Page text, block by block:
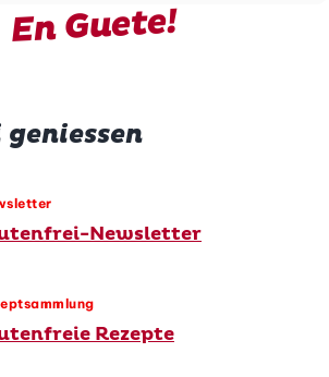
En Guete!
Newsletter
Rezepte